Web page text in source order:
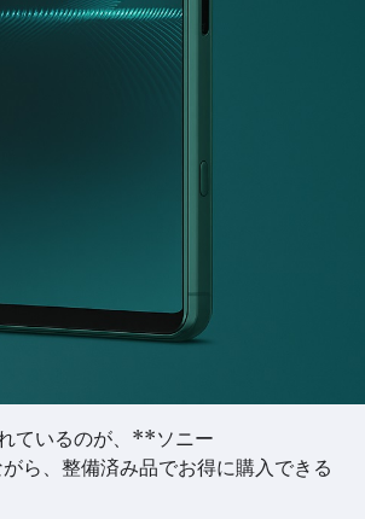
ているのが、**ソニー
ら、整備済み品でお得に購入できる